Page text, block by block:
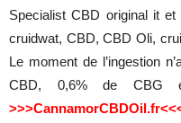
Specialist CBD original it
cruidwat, CBD, CBD Oli,
Le moment de l’ingestion
CBD, 0,6% de CBG